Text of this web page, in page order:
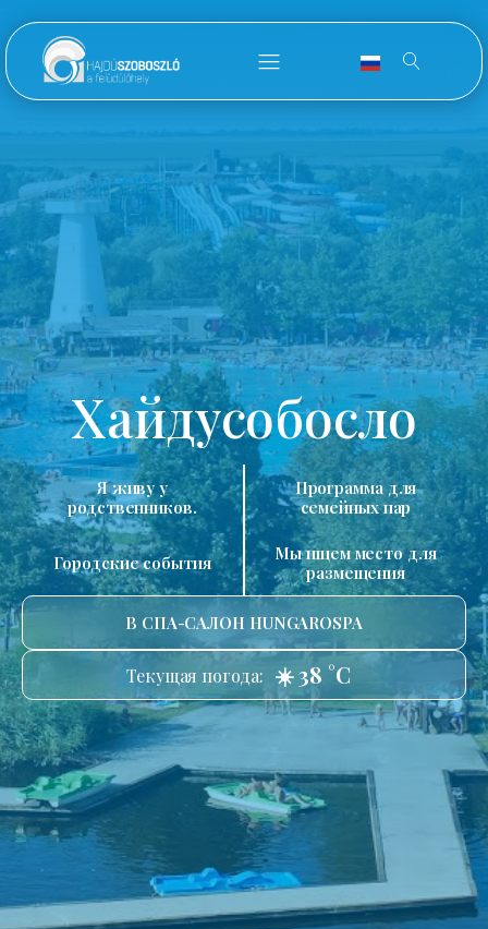
Хайдусобосло
Я живу у
родственников.
Программа для
семейных пар
Городские события
Мы ищем место для
размещения
В СПА-САЛОН HUNGAROSPA
Текущая погода: ☀️ 38 °C